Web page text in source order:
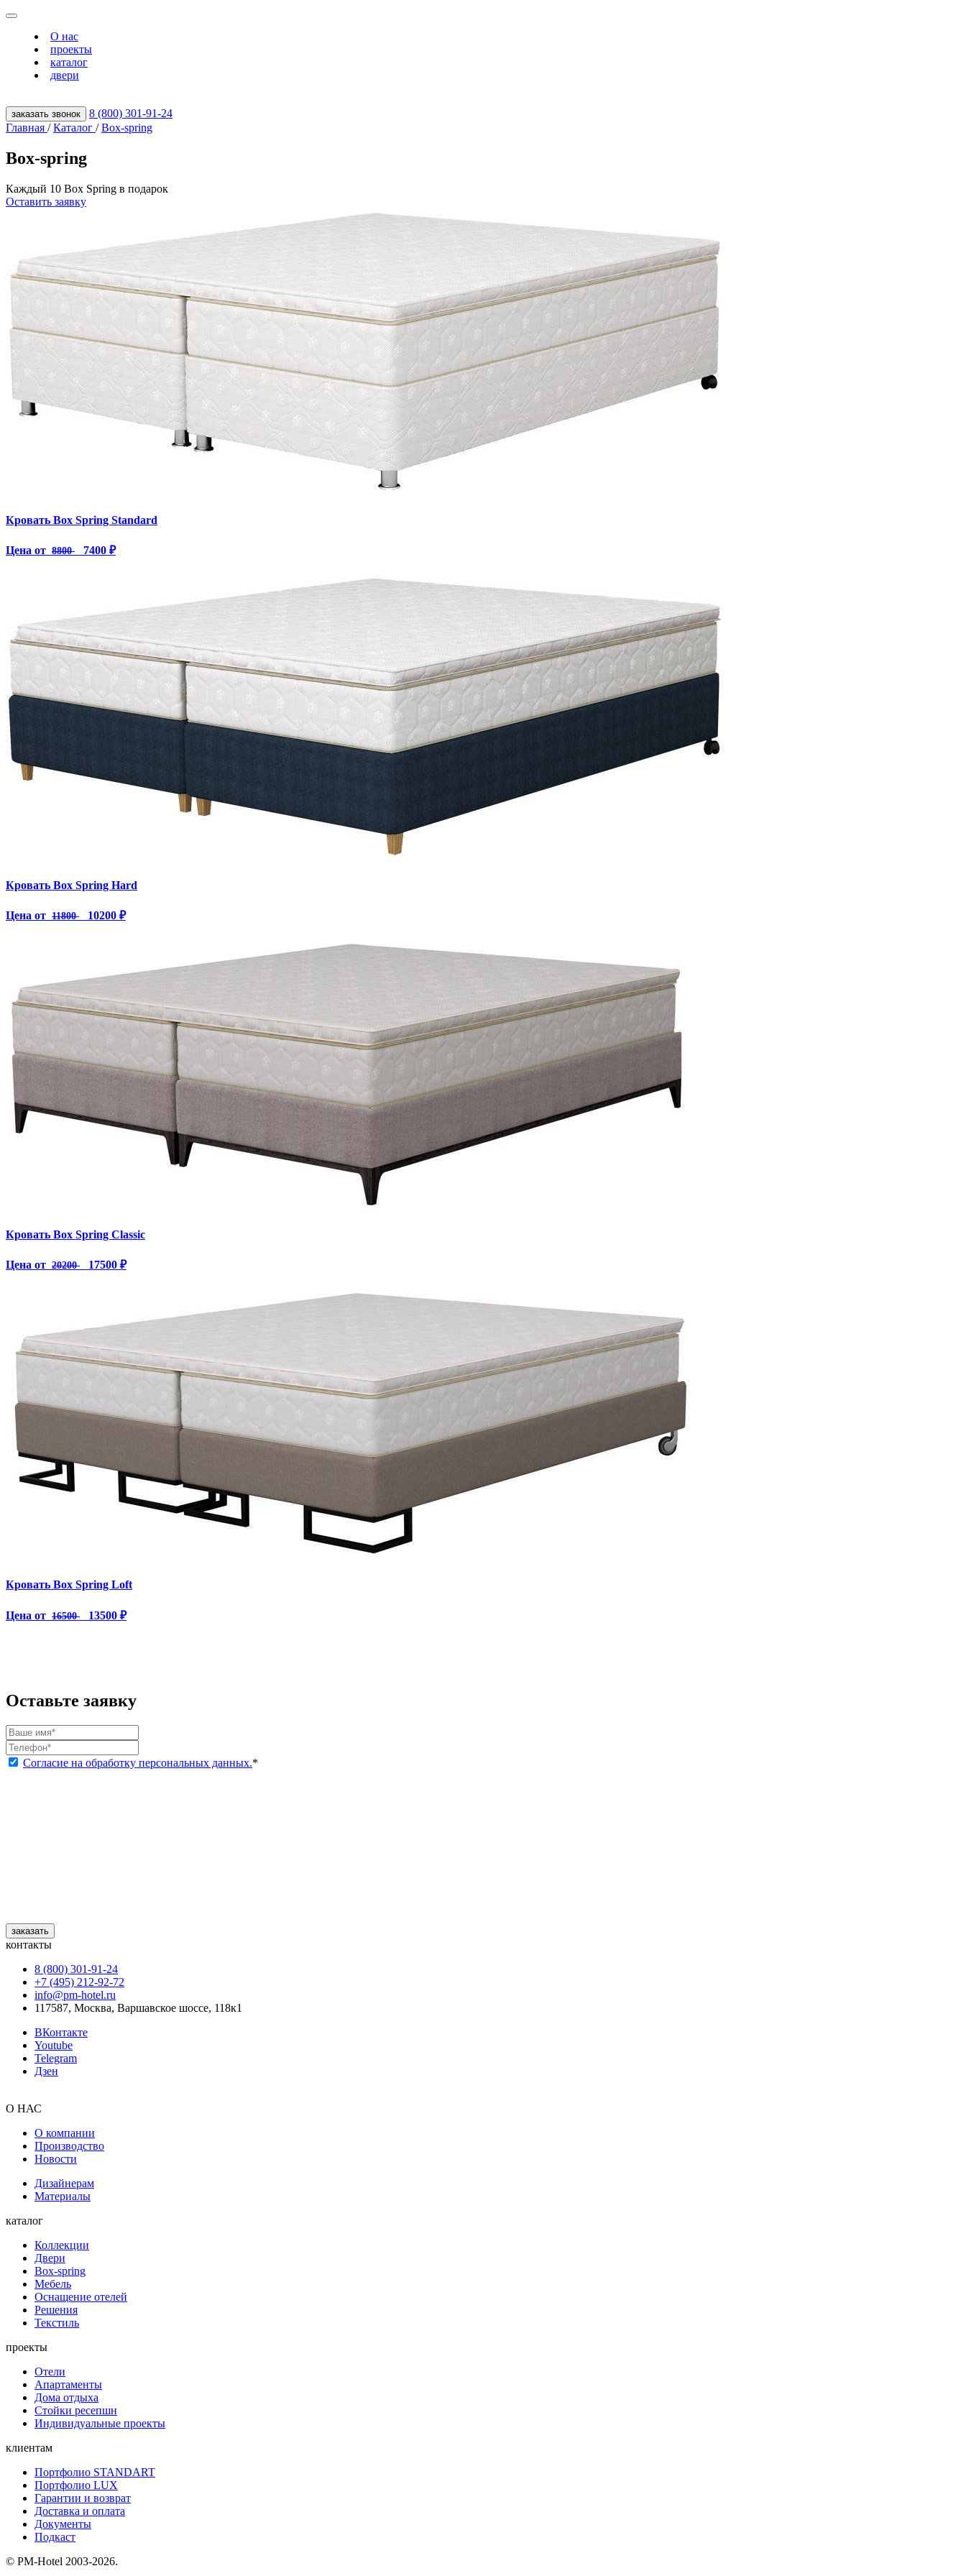
О нас
проекты
каталог
двери
заказать звонок
8 (800) 301‑91‑24
Главная / Каталог / Box-spring
Box-spring
Каждый 10 Box Spring в подарок
Оставить заявку
Кровать Box Spring Standard
Цена от 8800 7400 ₽
Кровать Box Spring Hard
Цена от 11800 10200 ₽
Кровать Box Spring Classic
Цена от 20200 17500 ₽
Кровать Box Spring Loft
Цена от 16500 13500 ₽
Оставьте заявку
Согласие на обработку персональных данных.*
заказать
контакты
8 (800) 301‑91‑24
+7 (495) 212‑92‑72
info@pm-hotel.ru
117587, Москва, Варшавское шоссе, 118к1
ВКонтакте
Youtube
Telegram
Дзен
О НАС
О компании
Производство
Новости
Дизайнерам
Материалы
каталог
Коллекции
Двери
Box-spring
Мебель
Оснащение отелей
Решения
Текстиль
проекты
Отели
Апартаменты
Дома отдыха
Стойки ресепшн
Индивидуальные проекты
клиентам
Портфолио STANDART
Портфолио LUX
Гарантии и возврат
Доставка и оплата
Документы
Подкаст
© PM-Hotel 2003-2026.